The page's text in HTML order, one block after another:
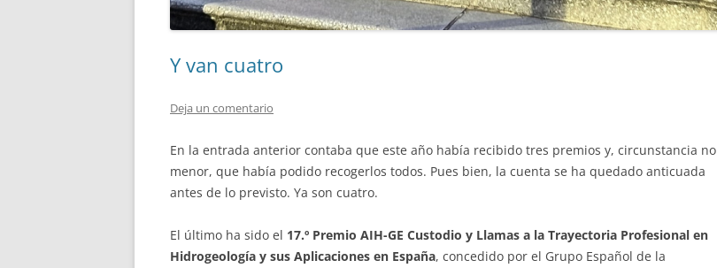
Y van cuatro
Deja un comentario
En la entrada anterior contaba que este año había recibido tres premios y, circunstancia no
menor, que había podido recogerlos todos. Pues bien, la cuenta se ha quedado anticuada
antes de lo previsto. Ya son cuatro.
El último ha sido el 17.º Premio AIH-GE Custodio y Llamas a la Trayectoria Profesional en
Hidrogeología y sus Aplicaciones en España, concedido por el Grupo Español de la